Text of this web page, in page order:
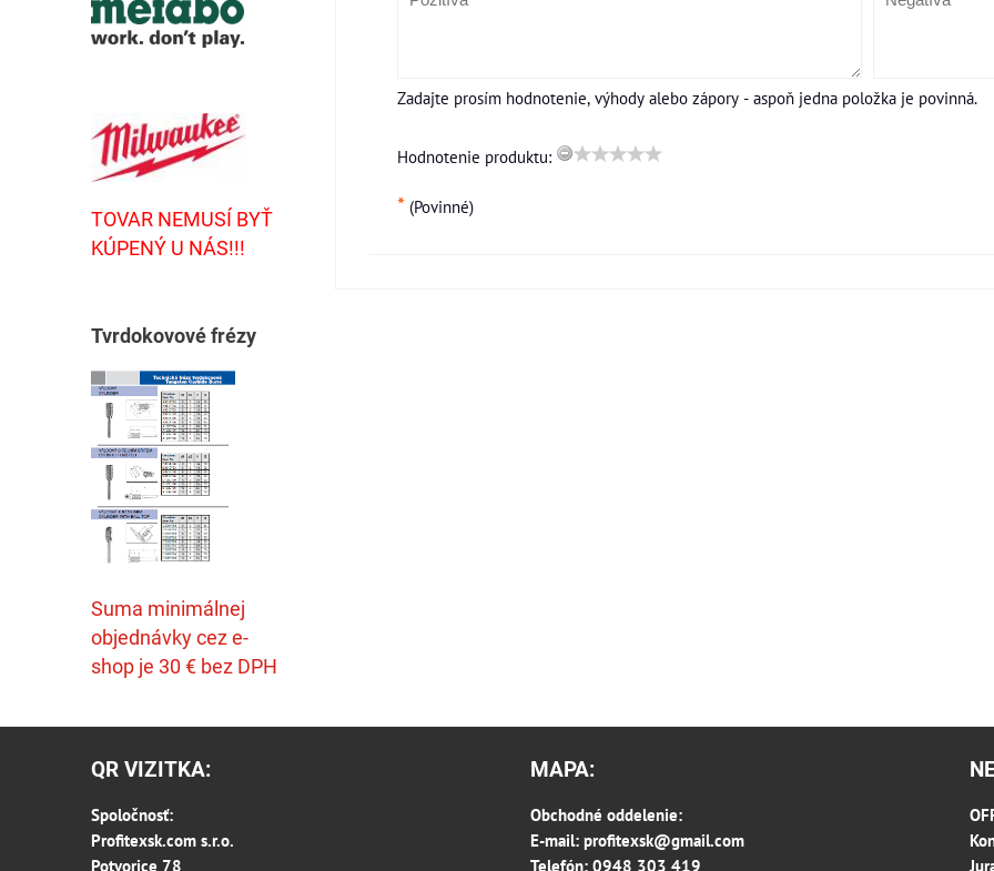
Zadajte prosím hodnotenie, výhody alebo zápory - aspoň jedna položka je povinná.
Hodnotenie produktu:
* (Povinné)
TOVAR NEMUSÍ BYŤ
KÚPENÝ U NÁS!!!
Tvrdokovové frézy
Suma minimálnej
objednávky cez e-
shop je 30 € bez DPH
QR VIZITKA:
Spoločnosť:
Profitexsk.com s.r.o.
Potvorice 78
MAPA:
Obchodné oddelenie:
E-mail: profitexsk@gmail.com
Telefón: 0948 303 419